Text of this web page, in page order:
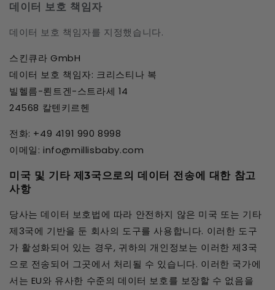
데이터 보호 책임자
데이터 보호 책임자를 지정했습니다.
스킨큐라 GmbH
데이터 보호 책임자: 크리스티나 복
빌헬름-뢴트겐-스트라세 14
24568 칼텐키르헨
전화: +49 4191 990 8998
이메일: info@millisbaby.com
미국 및 기타 제3국으로의 데이터 전송에 대한 참고
사항
당사는 데이터 보호법에 따라 안전하지 않은 미국 또는 기타
제3국에 기반을 둔 회사의 도구를 사용합니다. 이러한 도구
가 활성화되어 있는 경우, 귀하의 개인정보는 이러한 제3국
으로 전송되어 그곳에서 처리될 수 있습니다. 이러한 국가에
서는 EU와 유사한 수준의 데이터 보호를 보장할 수 없음을